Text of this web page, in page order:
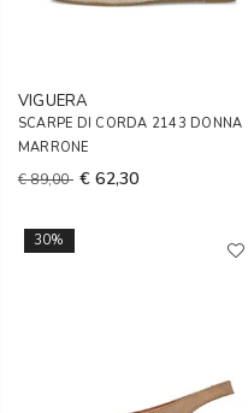
VIGUERA
SCARPE DI CORDA 2143 DONNA
MARRONE
€ 89,00 € 62,30
30%